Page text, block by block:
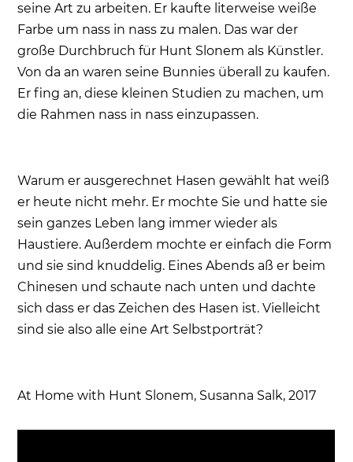
seine Art zu arbeiten. Er kaufte literweise weiße
Farbe um nass in nass zu malen. Das war der
große Durchbruch für Hunt Slonem als Künstler.
Von da an waren seine Bunnies überall zu kaufen.
Er fing an, diese kleinen Studien zu machen, um
die Rahmen nass in nass einzupassen.
Warum er ausgerechnet Hasen gewählt hat weiß
er heute nicht mehr. Er mochte Sie und hatte sie
sein ganzes Leben lang immer wieder als
Haustiere. Außerdem mochte er einfach die Form
und sie sind knuddelig. Eines Abends aß er beim
Chinesen und schaute nach unten und dachte
sich dass er das Zeichen des Hasen ist. Vielleicht
sind sie also alle eine Art Selbstporträt?
At Home with Hunt Slonem, Susanna Salk, 2017